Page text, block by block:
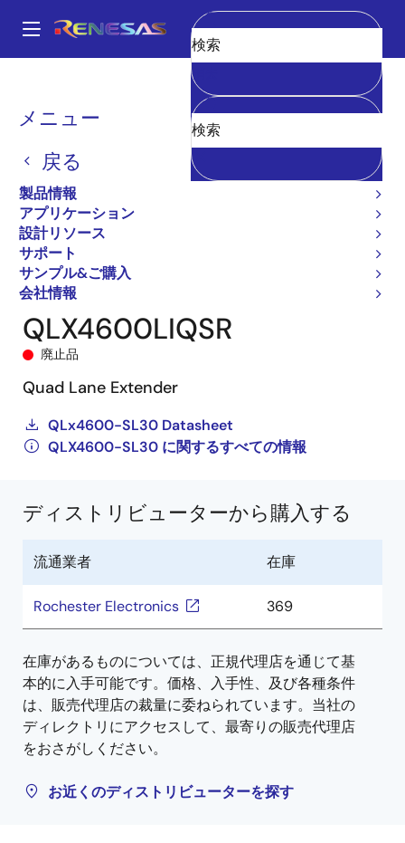
ン
Main
navigation
メニュー
戻る
製品情報
アプリケーション
設計リソース
サポート
サンプル&ご購入
会社情報
消去
パ
く
ず
QLX4600-SL30
QLX4600LIQSR
廃止品
Quad Lane Extender
QLx4600-SL30 Datasheet
QLX4600-SL30 に関するすべての情報
ディストリビューターから購入する
流通業者 在庫
Rochester Electronics 369
在庫があるものについては、正規代理店を通じて基
本的に入手可能です。価格、入手性、及び各種条件
は、販売代理店の裁量に委ねられています。当社の
ディレクトリにアクセスして、最寄りの販売代理店
をおさがしください。
お近くのディストリビューターを探す